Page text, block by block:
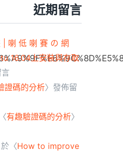
近期留言
喇 低 喇 賽 の 網
16.04上安裝與存取
證碼的分析〉發佈留
有趣驗證碼的分析〉
於〈How to improve